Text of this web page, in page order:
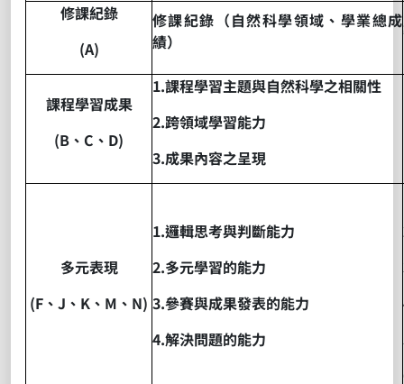
修課紀錄
(A)
修課紀錄（自然科學領域、學業總成
績）
課程學習成果
(B 、 C 、 D)
1.課程學習主題與自然科學之相關性
2.跨領域學習能力
3.成果內容之呈現
多元表現
(F 、 J 、 K 、 M 、 N)
1.邏輯思考與判斷能力
2.多元學習的能力
3.參賽與成果發表的能力
4.解決問題的能力